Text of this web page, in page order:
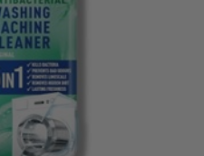
lager
2 ml